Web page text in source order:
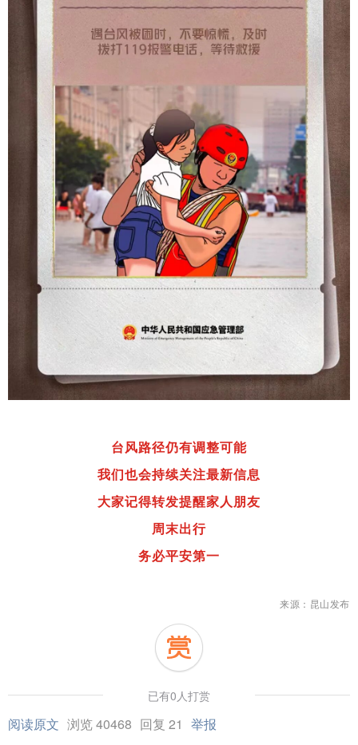
台风路径仍有调整可能
我们也会持续关注最新信息
大家记得转发提醒家人朋友
周末出行
务必平安第一
来源：昆山发布
已有0人打赏
阅读原文 浏览 40468 回复 21 举报